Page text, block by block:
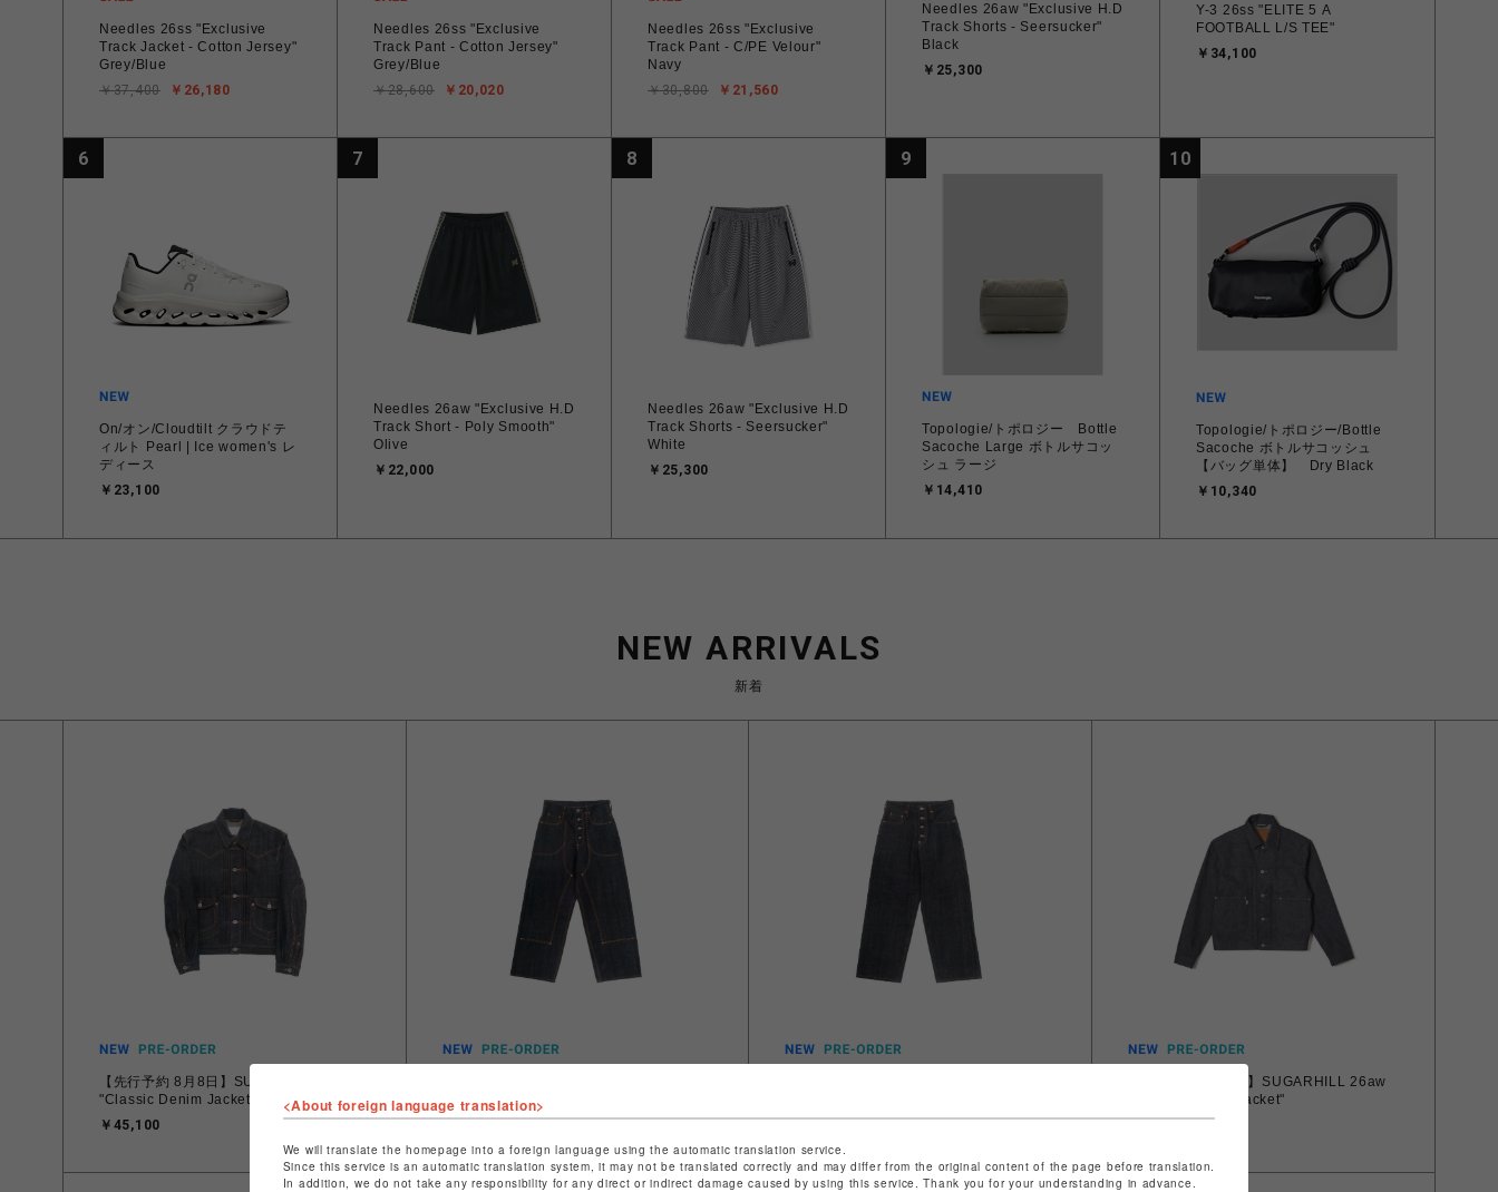
Needles 26ss "Exclusive
Track Jacket - Cotton Jersey"
Grey/Blue
￥26,180
￥37,400
Needles 26ss "Exclusive
Track Pant - Cotton Jersey"
Grey/Blue
￥20,020
￥28,600
Needles 26ss "Exclusive
Track Pant - C/PE Velour"
Navy
￥21,560
￥30,800
Needles 26aw "Exclusive H.D
Track Shorts - Seersucker"
Black
￥25,300
Y-3 26ss "ELITE 5 A
FOOTBALL L/S TEE"
￥34,100
6
On/オン/Cloudtilt クラウドテ
ィルト Pearl | Ice women's レ
ディース
￥23,100
7
Needles 26aw "Exclusive H.D
Track Short - Poly Smooth"
Olive
￥22,000
8
Needles 26aw "Exclusive H.D
Track Shorts - Seersucker"
White
￥25,300
9
Topologie/トポロジー Bottle
Sacoche Large ボトルサコッ
シュ ラージ
￥14,410
10
Topologie/トポロジー/Bottle
Sacoche ボトルサコッシュ
【バッグ単体】 Dry Black
￥10,340
NEW ARRIVALS
新着
【先行予約 8月8日】SUGARHILL 26aw
"Classic Denim Jacket"
￥45,100
"Classic Double Knee Denim Pants"
￥41,800
￥35,200
【先行予約 8月8日】SUGARHILL 26aw
"Modern Denim Jacket"
￥42,900
<About foreign language translation>
We will translate the homepage into a foreign language using the automatic translation service.
Since this service is an automatic translation system, it may not be translated correctly and may differ from the original content of the page before translation.
In addition, we do not take any responsibility for any direct or indirect damage caused by using this service. Thank you for your understanding in advance.